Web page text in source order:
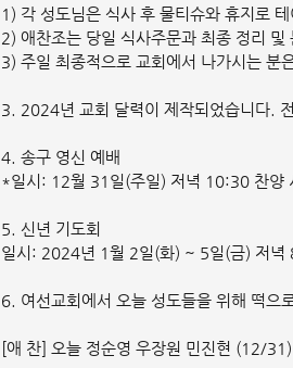
1) 각 성도님은 식사 후 물티슈와 휴지로 테
2) 애찬조는 당일 식사주문과 최종 정리 및
3) 주일 최종적으로 교회에서 나가시는 분
3. 2024년 교회 달력이 제작되었습니다.
4. 송구 영신 예배
*일시: 12월 31일(주일) 저녁 10:30 찬양
5. 신년 기도회
일시: 2024년 1월 2일(화) ~ 5일(금) 저녁
6. 여선교회에서 오늘 성도들을 위해 떡으
[애 찬] 오늘 정순영 우장원 민진현 (12/